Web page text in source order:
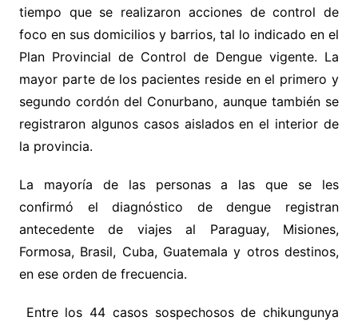
tiempo que se realizaron acciones de control de
foco en sus domicilios y barrios, tal lo indicado en el
Plan Provincial de Control de Dengue vigente. La
mayor parte de los pacientes reside en el primero y
segundo cordón del Conurbano, aunque también se
registraron algunos casos aislados en el interior de
la provincia.
La mayoría de las personas a las que se les
confirmó el diagnóstico de dengue registran
antecedente de viajes al Paraguay, Misiones,
Formosa, Brasil, Cuba, Guatemala y otros destinos,
en ese orden de frecuencia.
Entre los 44 casos sospechosos de chikungunya